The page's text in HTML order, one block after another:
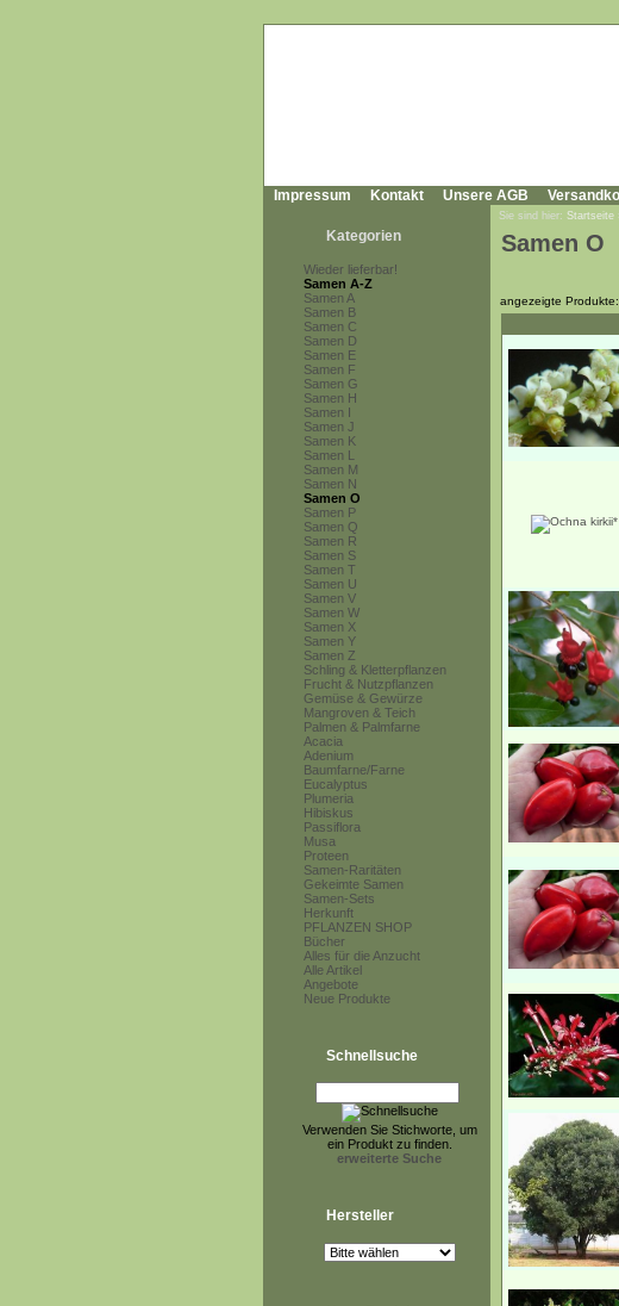
Impressum Kontakt Unsere AGB
Kategorien
Wieder lieferbar!
Samen A-Z
Samen A
Samen B
Samen C
Samen D
Samen E
Samen F
Samen G
Samen H
Samen I
Samen J
Samen K
Samen L
Samen M
Samen N
Samen O
Samen P
Samen Q
Samen R
Samen S
Samen T
Samen U
Samen V
Samen W
Samen X
Samen Y
Samen Z
Schling & Kletterpflanzen
Frucht & Nutzpflanzen
Gemüse & Gewürze
Mangroven & Teich
Palmen & Palmfarne
Acacia
Adenium
Baumfarne/Farne
Eucalyptus
Plumeria
Hibiskus
Passiflora
Musa
Proteen
Samen-Raritäten
Gekeimte Samen
Samen-Sets
Herkunft
PFLANZEN SHOP
Bücher
Alles für die Anzucht
Alle Artikel
Angebote
Neue Produkte
Schnellsuche
Verwenden Sie Stichworte, um
ein Produkt zu finden.
erweiterte Suche
Hersteller
Sie sind hier: Startseite
Samen O
angezeigte Produkte: